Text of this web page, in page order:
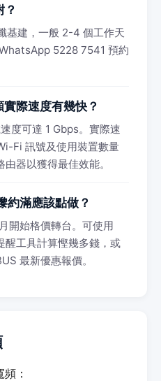
？
基建，一般 2-4 個工作天
5228 7541 預約
際速度有幾快？
度可達 1 Gbps。實際速
Fi 訊號及使用裝置數量
器以獲得最佳效能。
約滿應該點做？
開始格價轉台。可使用
工具計算慳幾多錢，或
最新優惠報價。
：